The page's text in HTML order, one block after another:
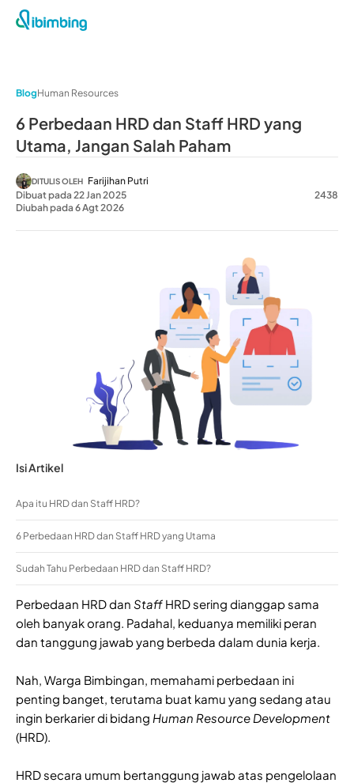
BlogHuman Resources
6 Perbedaan HRD dan Staff HRD yang
Utama, Jangan Salah Paham
DITULIS OLEH Farijihan Putri
Dibuat pada 22 Jan 2025
Diubah pada 6 Agt 2026
2438
Isi Artikel
Apa itu HRD dan Staff HRD?
6 Perbedaan HRD dan Staff HRD yang Utama
Sudah Tahu Perbedaan HRD dan Staff HRD?
Perbedaan HRD dan Staff HRD sering dianggap sama
oleh banyak orang. Padahal, keduanya memiliki peran
dan tanggung jawab yang berbeda dalam dunia kerja.
Nah, Warga Bimbingan, memahami perbedaan ini
penting banget, terutama buat kamu yang sedang atau
ingin berkarier di bidang Human Resource Development
(HRD).
HRD secara umum bertanggung jawab atas pengelolaan